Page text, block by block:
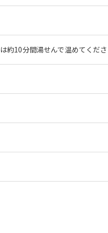
約10分間湯せんで温めてくだ